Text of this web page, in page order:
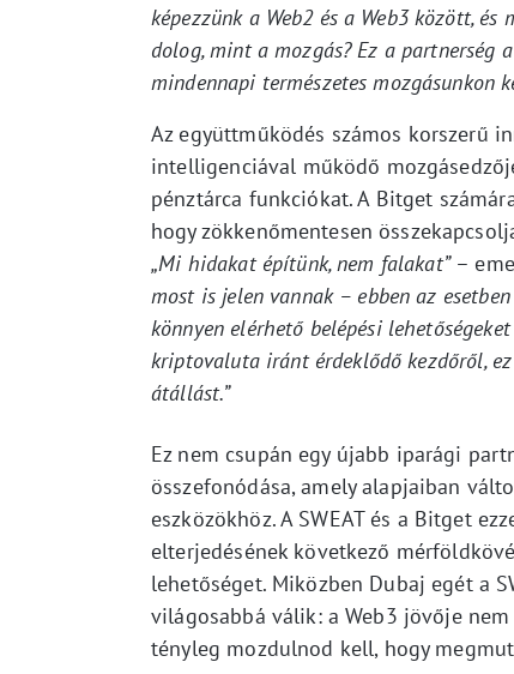
képezzünk a Web2 és a Web3 között,
dolog, mint a mozgás? Ez a
mindennapi természetes mozgásunkon
Az együttműködés számos korszerű
intelligenciával működő
pénztárca funkciókat. A Bitget
hogy zökkenőmentesen
„Mi hidakat építünk, nem falakat”–
most is jelen vannak – ebben az
könnyen elérhető belépési
kriptovaluta iránt érdeklődő kezdőről,
átállást.”
Ez nem csupán egy újabb iparági
összefonódása, amely alapjaiban
eszközökhöz. A SWEAT és a Bitget
elterjedésének következő
lehetőséget. Miközben Dubaj egét a
világosabbá válik: a Web3 jövője
tényleg mozdulnod kell, hogy